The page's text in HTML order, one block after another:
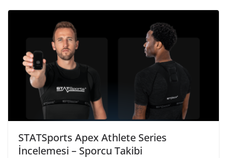
STATSports Apex Athlete Series
İncelemesi – Sporcu Takibi